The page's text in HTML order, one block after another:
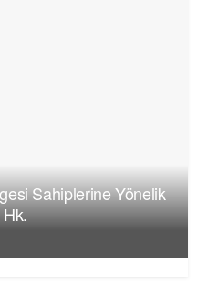
Sahiplerine Yönelik